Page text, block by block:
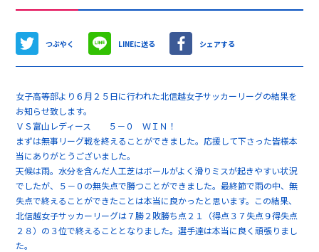
つぶやく LINEに送る シェアする
女子高等部より６月２５日に行われた北信越女子サッカーリーグの結果を
お知らせ致します。
ＶＳ富山レディース ５－０ ＷＩＮ！
まずは無事リーグ戦を終えることができました。応援して下さった皆様本
当にありがとうございました。
天候は雨。水分を含んだ人工芝はボールがよく滑りミスが起きやすい状況
でしたが、５－０の無失点で勝つことができました。最終節で雨の中、無
失点で終えることができたことは本当に良かったと思います。この結果、
北信越女子サッカーリーグは７勝２敗勝ち点２１（得点３７失点９得失点
２８）の３位で終えることとなりました。選手達は本当に良く頑張りまし
た。